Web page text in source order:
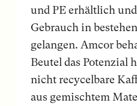
und PE erhältlich
Gebrauch in
gelangen. Amcor
Beutel das Potenzial
nicht recycelbare
aus gemischtem